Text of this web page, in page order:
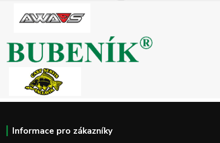
Informace pro zákazníky